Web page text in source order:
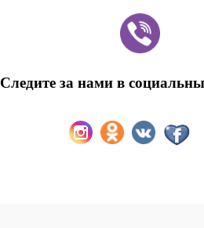
Следите за нами в